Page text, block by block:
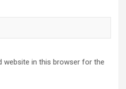
website in this browser for the